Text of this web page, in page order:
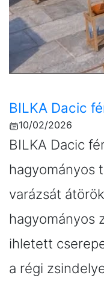
BILKA Dacic
10/02/2026
BILKA Dacic
hagyományos
varázsát
hagyományos
ihletett
a régi